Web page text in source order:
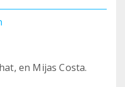
en Mijas Costa.